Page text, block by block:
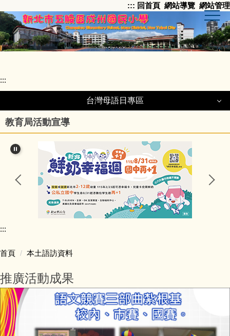
到
主
要
內
::: 回首頁 網站導覽 網站管理
:::
台灣母語日專區
台灣母語日專區
百年校慶紀念歌
本土語in幼兒園
本土語教學資源
推廣活動成果
教育局活動宣導
:::
首頁 本土語訪資料
推廣活動成果